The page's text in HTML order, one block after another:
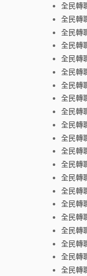
全民轉
全民轉
全民轉
全民轉
全民轉
全民轉
全民轉
全民轉
全民轉
全民轉
全民轉
全民轉
全民轉
全民轉
全民轉
全民轉
全民轉
全民轉
全民轉
全民轉
全民轉